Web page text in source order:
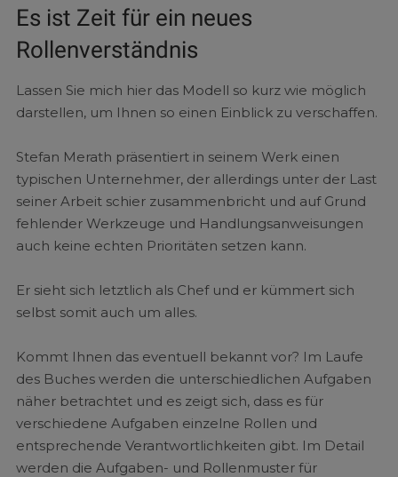
Es ist Zeit für ein neues
Rollenverständnis
Lassen Sie mich hier das Modell so kurz wie möglich
darstellen, um Ihnen so einen Einblick zu verschaffen.
Stefan Merath präsentiert in seinem Werk einen
typischen Unternehmer, der allerdings unter der Last
seiner Arbeit schier zusammenbricht und auf Grund
fehlender Werkzeuge und Handlungsanweisungen
auch keine echten Prioritäten setzen kann.
Er sieht sich letztlich als Chef und er kümmert sich
selbst somit auch um alles.
Kommt Ihnen das eventuell bekannt vor? Im Laufe
des Buches werden die unterschiedlichen Aufgaben
näher betrachtet und es zeigt sich, dass es für
verschiedene Aufgaben einzelne Rollen und
entsprechende Verantwortlichkeiten gibt. Im Detail
werden die Aufgaben- und Rollenmuster für